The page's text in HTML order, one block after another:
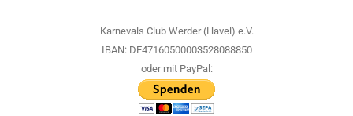
Karnevals Club Werder (Havel) e.V.
IBAN: DE47160500003528088850
oder mit PayPal: